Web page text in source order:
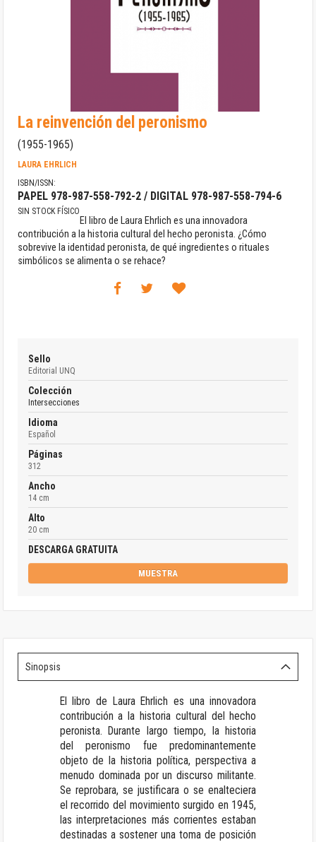
Saltar
al
comienzo
de
la
de
imágenes
La reinvención del peronismo
(1955-1965)
LAURA EHRLICH
ISBN/ISSN:
PAPEL 978-987-558-792-2 / DIGITAL 978-987-558-794-6
SIN STOCK FÍSICO
El libro de Laura Ehrlich es una innovadora
contribución a la historia cultural del hecho peronista. ¿Cómo
sobrevive la identidad peronista, de qué ingredientes o rituales
simbólicos se alimenta o se rehace?
Sello
Editorial UNQ
Colección
Intersecciones
Idioma
Español
Páginas
312
Ancho
14 cm
Alto
20 cm
DESCARGA GRATUITA
MUESTRA
Sinopsis
El libro de Laura Ehrlich es una innovadora
contribución a la historia cultural del hecho
peronista. Durante largo tiempo, la historia
del peronismo fue predominantemente
objeto de la historia política, perspectiva a
menudo dominada por un discurso militante.
Se reprobara, se justificara o se enalteciera
el recorrido del movimiento surgido en 1945,
las interpretaciones más corrientes estaban
destinadas a sostener una toma de posición